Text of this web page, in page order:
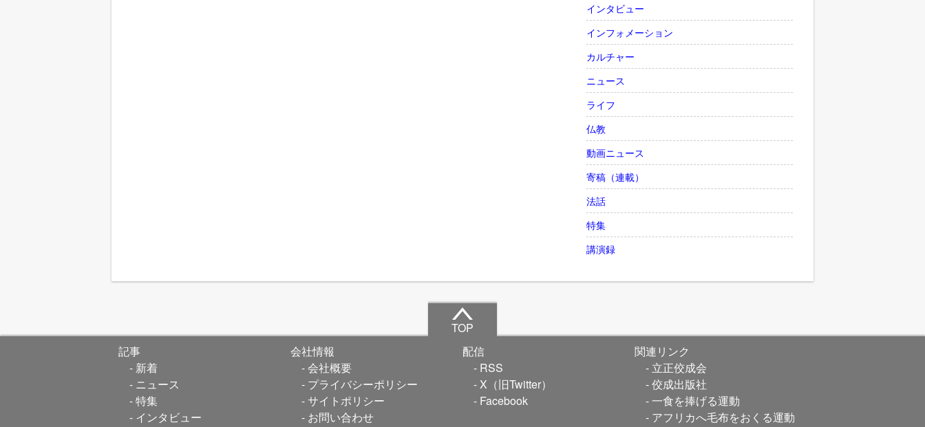
インタビュー
インフォメーション
カルチャー
ニュース
ライフ
仏教
動画ニュース
寄稿（連載）
法話
特集
講演録
TOP
記事
新着
ニュース
特集
インタビュー
会社情報
会社概要
プライバシーポリシー
サイトポリシー
お問い合わせ
配信
RSS
X（旧Twitter）
Facebook
関連リンク
立正佼成会
佼成出版社
一食を捧げる運動
アフリカへ毛布をおくる運動